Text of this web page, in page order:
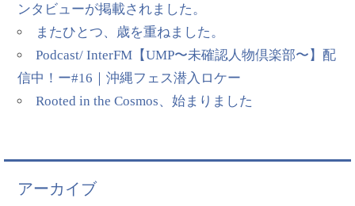
ンタビューが掲載されました。
またひとつ、歳を重ねました。
Podcast/ InterFM【UMP〜未確認人物倶楽部〜】配
信中！ー#16｜沖縄フェス潜入ロケー
Rooted in the Cosmos、始まりました
アーカイブ